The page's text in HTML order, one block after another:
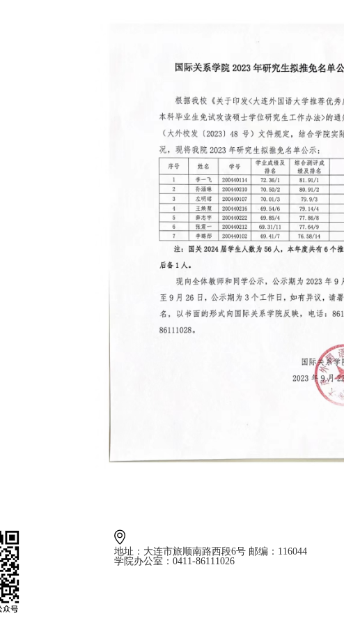
地址：大连市旅顺南路西段6号 邮编：116044
学院办公室：0411-86111026